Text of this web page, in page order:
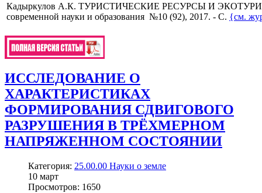
Кадыркулов А.К. ТУРИСТИЧЕСКИЕ РЕСУРСЫ И
современной науки и образования №10 (92), 2017. - С. {см.
ИССЛЕДОВАНИЕ О
ХАРАКТЕРИСТИКАХ
ФОРМИРОВАНИЯ СДВИГОВОГО
РАЗРУШЕНИЯ В ТРЁХМЕРНОМ
НАПРЯЖЕННОМ СОСТОЯНИИ
Категория: 25.00.00 Науки о земле
10 март
Просмотров: 1650